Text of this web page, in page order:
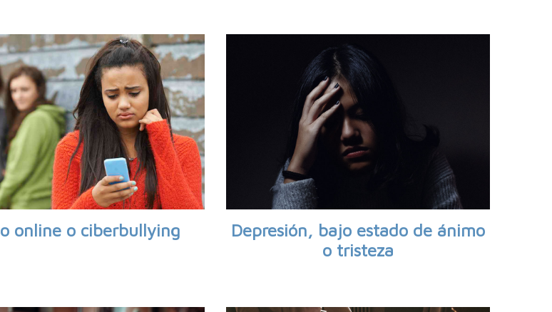
online o ciberbullying
Depresión, bajo estado de ánimo
o tristeza